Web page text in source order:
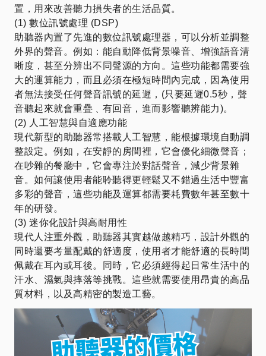
置，用來改善聽力損失者的生活品質。
(1) 數位訊號處理 (DSP)
助聽器內置了先進的數位訊號處理器，可以分析並調整
外界的聲音。例如：能自動降低背景噪音、增強語音清
晰度，甚至分辨出不同聲源的方向。這些功能都需要強
大的運算能力，而且必須在極短時間內完成，因為使用
者無法接受任何聲音訊號的延遲，(只要延遲0.5秒，聲
音聽起來就會重疊﹑有回音，進而影響聽辨能力)。
(2) 人工智慧與自適應功能
現代新型的助聽器常搭載人工智慧，能根據環境自動調
整設定。例如，在安靜的房間裡，它會優化細微聲音；
在吵雜的餐廳中，它會專注於對話聲音，減少背景雜
音。如何讓使用者能聆聽得更輕鬆又不錯過生活中豐富
多彩的聲音，這些功能及運算都需要耗費數年甚至數十
年的研發。
(3) 迷你化設計與高耐用性
現代人注重外觀，助聽器其實越做越精巧，設計外觀的
同時還要考量配戴的舒適度，使用者才能舒適的長時間
佩戴在耳內或耳後。同時，它必須經得起日常生活中的
汗水、濕氣與摔落等挑戰。這些就需要使用昂貴的高品
質材料，以及高精密的製造工藝。